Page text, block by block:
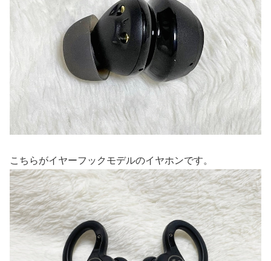
こちらがイヤーフックモデルのイヤホンです。